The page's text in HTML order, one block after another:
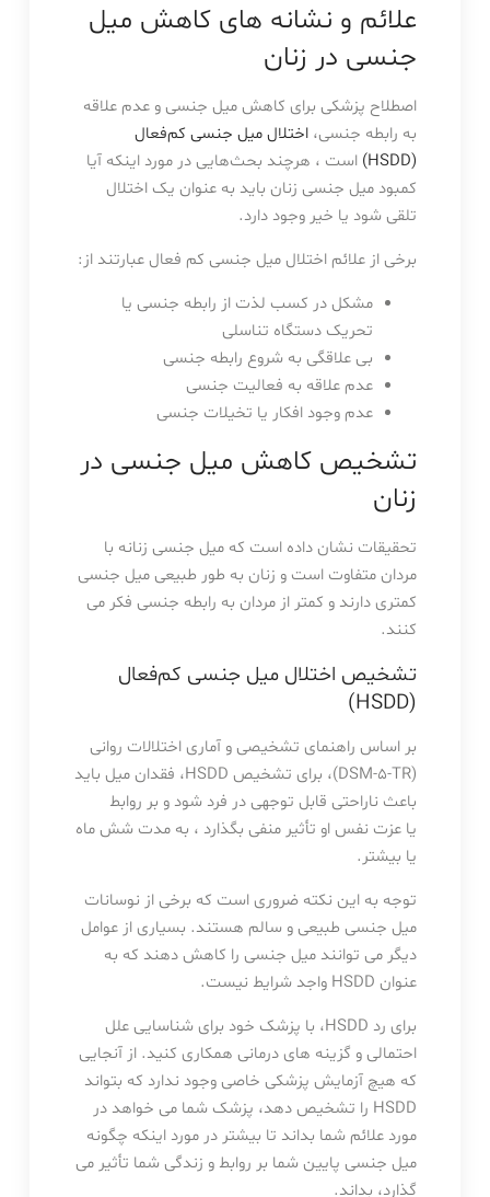
علائم و نشانه های کاهش میل
جنسی در زنان
اصطلاح پزشکی برای کاهش میل جنسی و عدم علاقه
به رابطه جنسی، اختلال میل جنسی کم‌فعال
(HSDD)
است ، هرچند بحث‌هایی در مورد اینکه آیا
کمبود میل جنسی زنان باید به عنوان یک اختلال
تلقی شود یا خیر وجود دارد.
برخی از علائم اختلال میل جنسی کم فعال عبارتند از:
مشکل در کسب لذت از رابطه جنسی یا
تحریک دستگاه تناسلی
بی علاقگی به شروع رابطه جنسی
عدم علاقه به فعالیت جنسی
عدم وجود افکار یا تخیلات جنسی
تشخیص کاهش میل جنسی در
زنان
تحقیقات نشان داده است که میل جنسی زنانه با
مردان متفاوت است و زنان به طور طبیعی میل جنسی
کمتری دارند و کمتر از مردان به رابطه جنسی فکر می
کنند.
تشخیص اختلال میل جنسی کم‌فعال
(HSDD)
بر اساس راهنمای تشخیصی و آماری اختلالات روانی
(DSM-5-TR)، برای تشخیص HSDD، فقدان میل باید
باعث ناراحتی قابل توجهی در فرد شود و بر روابط
یا عزت نفس او تأثیر منفی بگذارد ، به مدت شش ماه
یا بیشتر.
توجه به این نکته ضروری است که برخی از نوسانات
میل جنسی طبیعی و سالم هستند. بسیاری از عوامل
دیگر می توانند میل جنسی را کاهش دهند که به
عنوان HSDD واجد شرایط نیست.
برای رد HSDD، با پزشک خود برای شناسایی علل
احتمالی و گزینه های درمانی همکاری کنید. از آنجایی
که هیچ آزمایش پزشکی خاصی وجود ندارد که بتواند
HSDD را تشخیص دهد، پزشک شما می خواهد در
مورد علائم شما بداند تا بیشتر در مورد اینکه چگونه
میل جنسی پایین شما بر روابط و زندگی شما تأثیر می
گذارد، بداند.